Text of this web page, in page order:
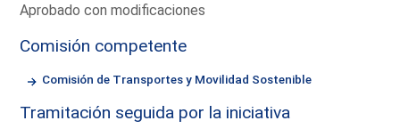
Aprobado con modificaciones
Comisión competente
Comisión de Transportes y Movilidad Sostenible
Tramitación seguida por la iniciativa